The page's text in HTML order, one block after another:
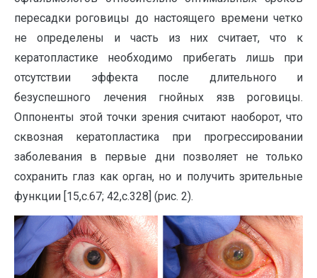
пересадки роговицы до настоящего времени четко
не определены и часть из них считает, что к
кератопластике необходимо прибегать лишь при
отсутствии эффекта после длительного и
безуспешного лечения гнойных язв роговицы.
Оппоненты этой точки зрения считают наоборот, что
сквозная кератопластика при прогрессировании
заболевания в первые дни позволяет не только
сохранить глаз как орган, но и получить зрительные
функции [15,с.67; 42,с.328] (рис. 2).